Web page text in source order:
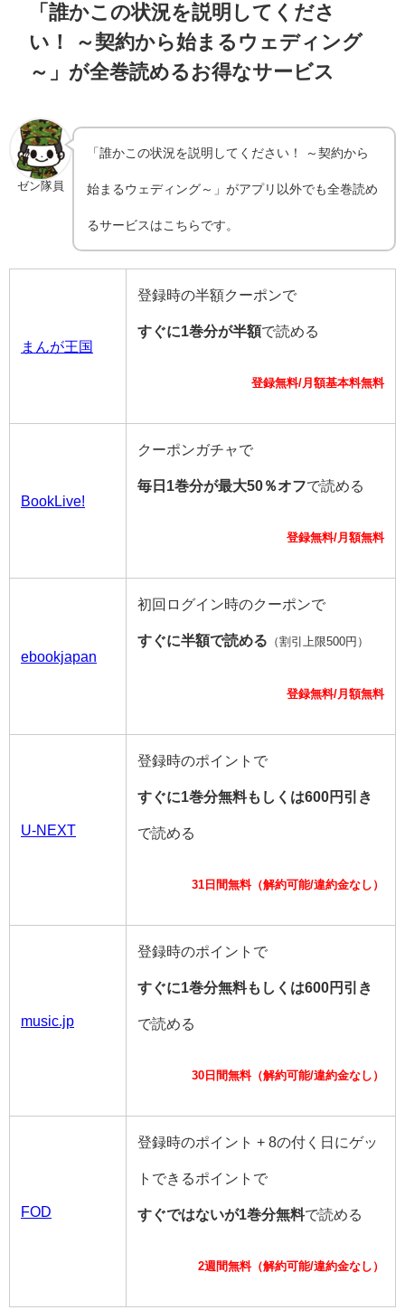
「誰かこの状況を説明してくださ
い！ ～契約から始まるウェディング
～」が全巻読めるお得なサービス
ゼン隊員
「誰かこの状況を説明してください！ ～契約から
始まるウェディング～」がアプリ以外でも全巻読め
るサービスはこちらです。
まんが王国
登録時の半額クーポンで
すぐに1巻分が半額で読める
登録無料/月額基本料無料
BookLive!
クーポンガチャで
毎日1巻分が最大50％オフで読める
登録無料/月額無料
ebookjapan
初回ログイン時のクーポンで
すぐに半額で読める （割引上限500円）
登録無料/月額無料
U-NEXT
登録時のポイントで
すぐに1巻分無料もしくは600円引き
で読める
31日間無料（解約可能/違約金なし）
music.jp
登録時のポイントで
すぐに1巻分無料もしくは600円引き
で読める
30日間無料（解約可能/違約金なし）
FOD
登録時のポイント + 8の付く日にゲッ
トできるポイントで
すぐではないが1巻分無料で読める
2週間無料（解約可能/違約金なし）